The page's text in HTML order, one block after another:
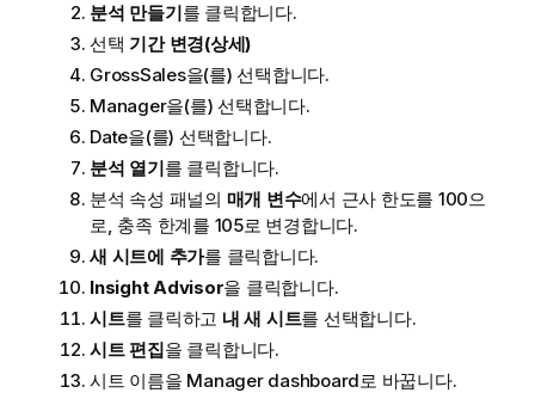
분석 만들기를 클릭합니다.
선택 기간 변경(상세)
GrossSales을(를) 선택합니다.
Manager을(를) 선택합니다.
Date을(를) 선택합니다.
분석 열기를 클릭합니다.
분석 속성 패널의 매개 변수에서 근사 한도를 100으
로, 충족 한계를 105로 변경합니다.
새 시트에 추가를 클릭합니다.
Insight Advisor을 클릭합니다.
시트를 클릭하고 내 새 시트를 선택합니다.
시트 편집을 클릭합니다.
시트 이름을 Manager dashboard로 바꿉니다.